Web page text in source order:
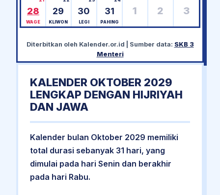
28
WAGE
29
KLIWON
30
LEGI
31
PAHING
1 2 3
Diterbitkan oleh Kalender.or.id | Sumber data: SKB 3
Menteri
KALENDER OKTOBER 2029
LENGKAP DENGAN HIJRIYAH
DAN JAWA
Kalender bulan Oktober 2029 memiliki
total durasi sebanyak 31 hari, yang
dimulai pada hari Senin dan berakhir
pada hari Rabu.